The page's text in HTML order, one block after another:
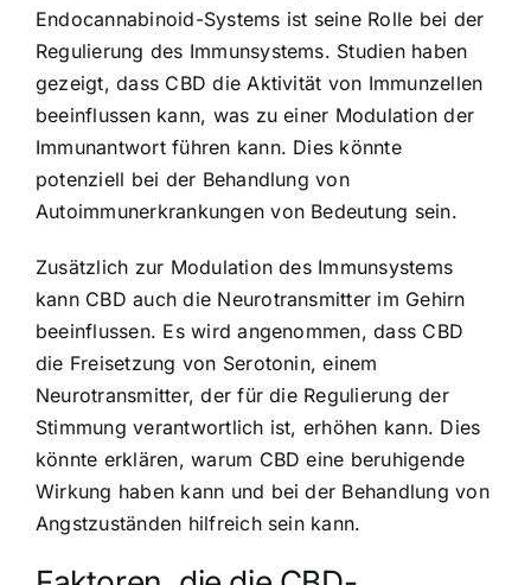
Endocannabinoid-Systems ist seine Rolle bei der
Regulierung des Immunsystems. Studien haben
gezeigt, dass CBD die Aktivität von Immunzellen
beeinflussen kann, was zu einer Modulation der
Immunantwort führen kann. Dies könnte
potenziell bei der Behandlung von
Autoimmunerkrankungen von Bedeutung sein.
Zusätzlich zur Modulation des Immunsystems
kann CBD auch die Neurotransmitter im Gehirn
beeinflussen. Es wird angenommen, dass CBD
die Freisetzung von Serotonin, einem
Neurotransmitter, der für die Regulierung der
Stimmung verantwortlich ist, erhöhen kann. Dies
könnte erklären, warum CBD eine beruhigende
Wirkung haben kann und bei der Behandlung von
Angstzuständen hilfreich sein kann.